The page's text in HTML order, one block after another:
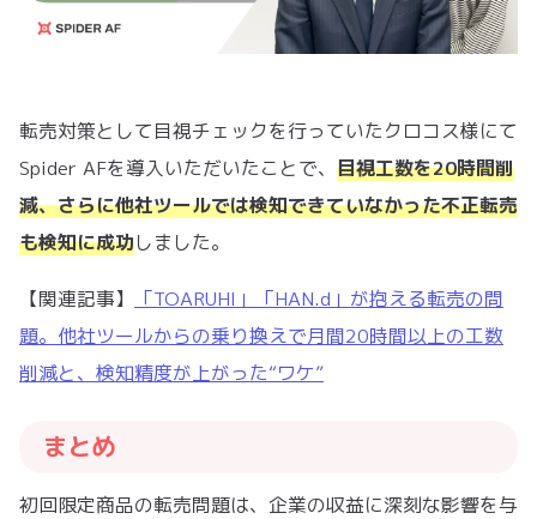
転売対策として目視チェックを行っていたクロコス様にて
Spider AFを導入いただいたことで、 目視工数を20時間削
減、さらに他社ツールでは検知できていなかった不正転売
も検知に成功しました。
【関連記事】
「TOARUHI」「HAN.d」が抱える転売の問
題。他社ツールからの乗り換えで月間20時間以上の工数
削減と、検知精度が上がった“ワケ”
まとめ
初回限定商品の転売問題は、企業の収益に深刻な影響を与